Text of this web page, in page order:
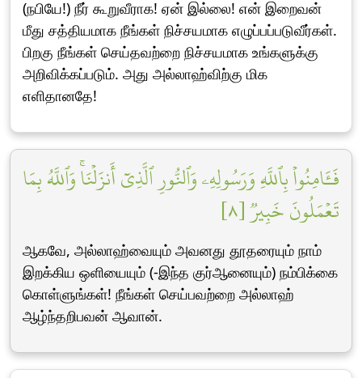
(நபியே!) நீர் கூறுவீராக! ஏன் இல்லை! என் இறைவன்
மீது சத்தியமாக நீங்கள் நிச்சயமாக எழுப்பப்படுவீர்கள்.
பிறகு நீங்கள் செய்தவற்றை நிச்சயமாக உங்களுக்கு
அறிவிக்கப்படும். அது அல்லாஹ்விற்கு மிக
எளிதானதே!
فَـَٔامِنُواْ بِٱللَّهِ وَرَسُولِهِۦ وَٱلنُّورِ ٱلَّذِيٓ أَنزَلۡنَاۚ وَٱللَّهُ بِمَا
تَعۡمَلُونَ خَبِيرٞ [٨]
ஆகவே, அல்லாஹ்வையும் அவனது தூதரையும் நாம்
இறக்கிய ஒளியையும் (-இந்த குர்ஆனையும்) நம்பிக்கை
கொள்ளுங்கள்! நீங்கள் செய்பவற்றை அல்லாஹ்
ஆழ்ந்தறிபவன் ஆவான்.